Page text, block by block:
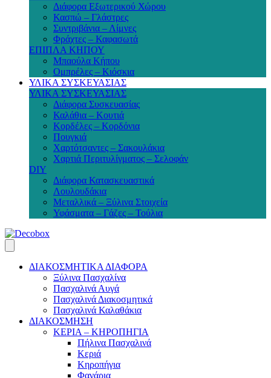
Διάφορα Εξωτερικού Χώρου
Κασπώ – Γλάστρες
Συντριβάνια – Λίμνες
Φράχτες – Καφασωτά
ΕΠΙΠΛΑ ΚΗΠΟΥ
Μπαούλα Κήπου
Ομπρέλες – Κιόσκια
ΥΛΙΚΑ ΣΥΣΚΕΥΑΣΙΑΣ
ΥΛΙΚΑ ΣΥΣΚΕΥΑΣΙΑΣ
Διάφορα Συσκευασίας
Καλάθια – Κουτιά
Κορδέλες – Κορδόνια
Πουγκιά
Χαρτότσαντες – Σακουλάκια
Χαρτιά Περιτυλίγματος – Σελοφάν
DIY
Διάφορα Κατασκευαστικά
Λουλουδάκια
Μεταλλικά – Ξύλινα Στοιχεία
Υφάσματα – Γάζες – Τούλια
ΔΙΑΚΟΣΜΗΤΙΚΑ ΔΙΑΦΟΡΑ
Ξύλινα Πασχαλίνα
Πασχαλινά Αυγά
Πασχαλινά Διακοσμητικά
Πασχαλινά Καλαθάκια
ΔΙΑΚΟΣΜΗΣΗ
ΚΕΡΙΑ – ΚΗΡΟΠΗΓΙΑ
Πήλινα Πασχαλινά
Κεριά
Κηροπήγια
Φανάρια